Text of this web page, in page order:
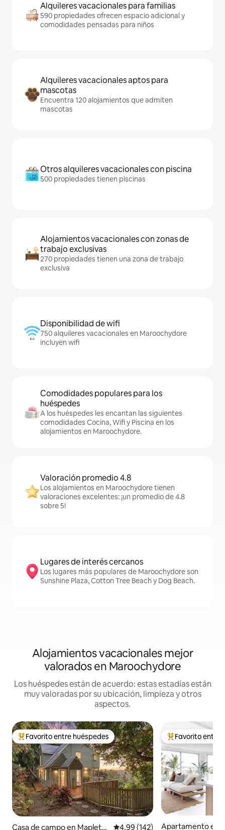
Alquileres vacacionales para familias
590 propiedades ofrecen espacio adicional y
comodidades pensadas para niños
Alquileres vacacionales aptos para
mascotas
Encuentra 120 alojamientos que admiten
mascotas
Otros alquileres vacacionales con piscina
500 propiedades tienen piscinas
Alojamientos vacacionales con zonas de
trabajo exclusivas
270 propiedades tienen una zona de trabajo
exclusiva
Disponibilidad de wifi
750 alquileres vacacionales en Maroochydore
incluyen wifi
Comodidades populares para los
huéspedes
A los huéspedes les encantan las siguientes
comodidades Cocina, Wifi y Piscina en los
alojamientos en Maroochydore.
Valoración promedio 4.8
Los alojamientos en Maroochydore tienen
valoraciones excelentes: ¡un promedio de 4.8
sobre 5!
Lugares de interés cercanos
Los lugares más populares de Maroochydore son
Sunshine Plaza, Cotton Tree Beach y Dog Beach.
Alojamientos vacacionales mejor
valorados en Maroochydore
Los huéspedes están de acuerdo: estas estadías están
muy valoradas por su ubicación, limpieza y otros
aspectos.
Favorito entre huéspedes preferido
Favorito entre huéspedes
Casa de campo en Mapleto
Calificación promedio: 4.99 de
4.99 (142)
Favorito entre
Favorito entre
Apartamento en